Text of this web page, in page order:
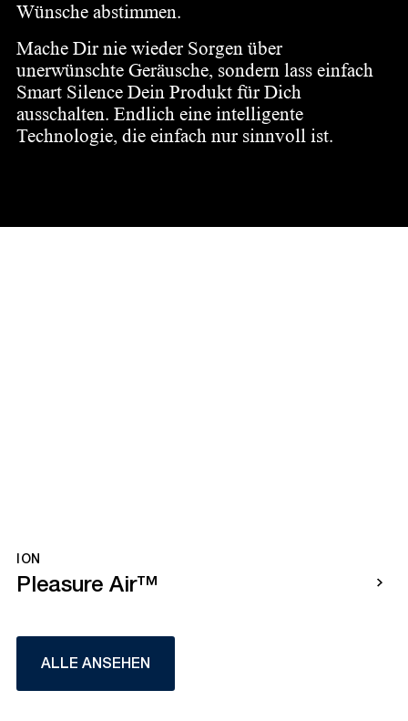
Wünsche abstimmen.
Mache Dir nie wieder Sorgen über
unerwünschte Geräusche, sondern lass einfach
Smart Silence Dein Produkt für Dich
ausschalten. Endlich eine intelligente
Technologie, die einfach nur sinnvoll ist.
ION
Pleasure Air™
ALLE ANSEHEN